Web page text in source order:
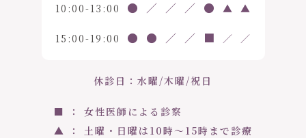
10:00-13:00 ● ／ ／ ／ ● ▲ ▲
15:00-19:00 ● ● ／ ／ ■ ／ ／
休診日：水曜/木曜/祝日
■ ： 女性医師による診察
▲ ： 土曜・日曜は10時〜15時まで診療